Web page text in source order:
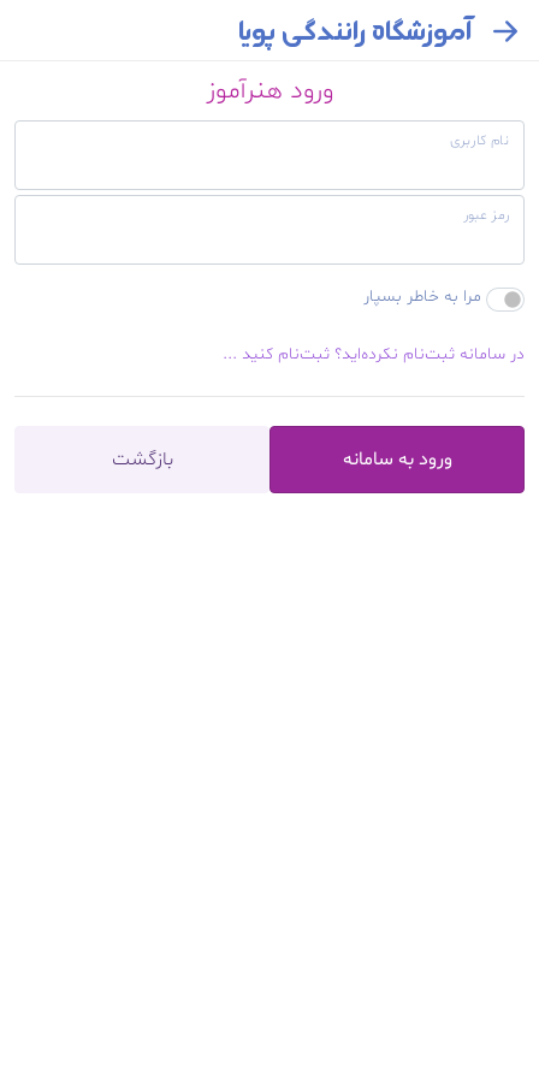
آموزشگاه رانندگی پویا
ورود هنرآموز
نام کاربری
رمز عبور
مرا به خاطر بسپار
در سامانه ثبت‌نام نکرده‌اید؟ ثبت‌نام کنید ...
ورود به سامانه بازگشت